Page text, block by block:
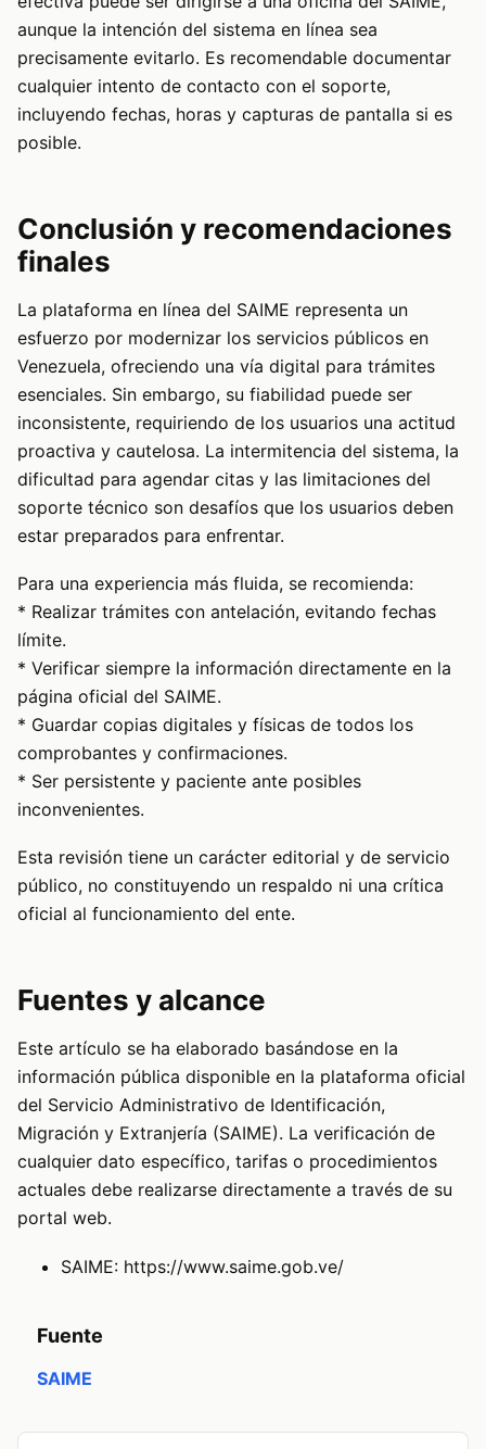
aunque la intención del sistema en línea sea
precisamente evitarlo. Es recomendable documentar
cualquier intento de contacto con el soporte,
incluyendo fechas, horas y capturas de pantalla si es
posible.
Conclusión y recomendaciones
finales
La plataforma en línea del SAIME representa un
esfuerzo por modernizar los servicios públicos en
Venezuela, ofreciendo una vía digital para trámites
esenciales. Sin embargo, su fiabilidad puede ser
inconsistente, requiriendo de los usuarios una actitud
proactiva y cautelosa. La intermitencia del sistema, la
dificultad para agendar citas y las limitaciones del
soporte técnico son desafíos que los usuarios deben
estar preparados para enfrentar.
Para una experiencia más fluida, se recomienda:
* Realizar trámites con antelación, evitando fechas
límite.
* Verificar siempre la información directamente en la
página oficial del SAIME.
* Guardar copias digitales y físicas de todos los
comprobantes y confirmaciones.
* Ser persistente y paciente ante posibles
inconvenientes.
Esta revisión tiene un carácter editorial y de servicio
público, no constituyendo un respaldo ni una crítica
oficial al funcionamiento del ente.
Fuentes y alcance
Este artículo se ha elaborado basándose en la
información pública disponible en la plataforma oficial
del Servicio Administrativo de Identificación,
Migración y Extranjería (SAIME). La verificación de
cualquier dato específico, tarifas o procedimientos
actuales debe realizarse directamente a través de su
portal web.
SAIME: https://www.saime.gob.ve/
Fuente
SAIME